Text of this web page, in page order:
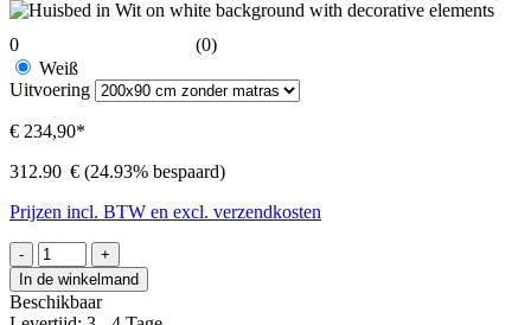
0
(0)
Weiß
Uitvoering
€ 234,90*
312.90 € (24.93% bespaard)
Prijzen incl. BTW en excl. verzendkosten
-
+
In de winkelmand
Beschikbaar